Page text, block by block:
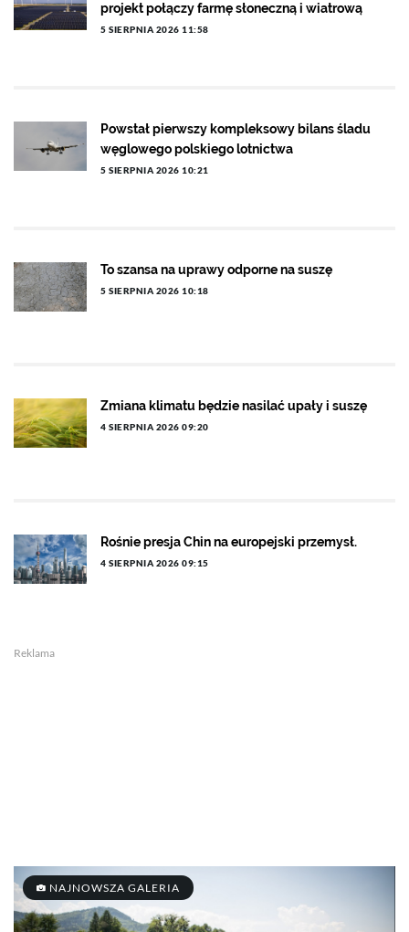
projekt połączy farmę słoneczną i wiatrową
5 SIERPNIA 2026 11:58
Powstał pierwszy kompleksowy bilans śladu
węglowego polskiego lotnictwa
5 SIERPNIA 2026 10:21
To szansa na uprawy odporne na suszę
5 SIERPNIA 2026 10:18
Zmiana klimatu będzie nasilać upały i suszę
4 SIERPNIA 2026 09:20
Rośnie presja Chin na europejski przemysł.
4 SIERPNIA 2026 09:15
Reklama
NAJNOWSZA GALERIA